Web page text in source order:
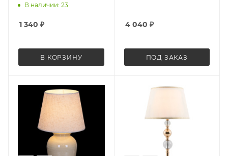
В наличии: 23
1 340 ₽
В КОРЗИНУ
4 040 ₽
ПОД ЗАКАЗ